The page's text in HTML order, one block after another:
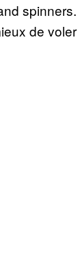
spinners.
de voler